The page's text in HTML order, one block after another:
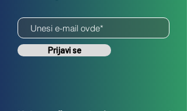
Prijavi se